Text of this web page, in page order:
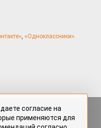
, «Одноклассники»
размещённые на портале
нештатными авторами
согласие на
применяются для